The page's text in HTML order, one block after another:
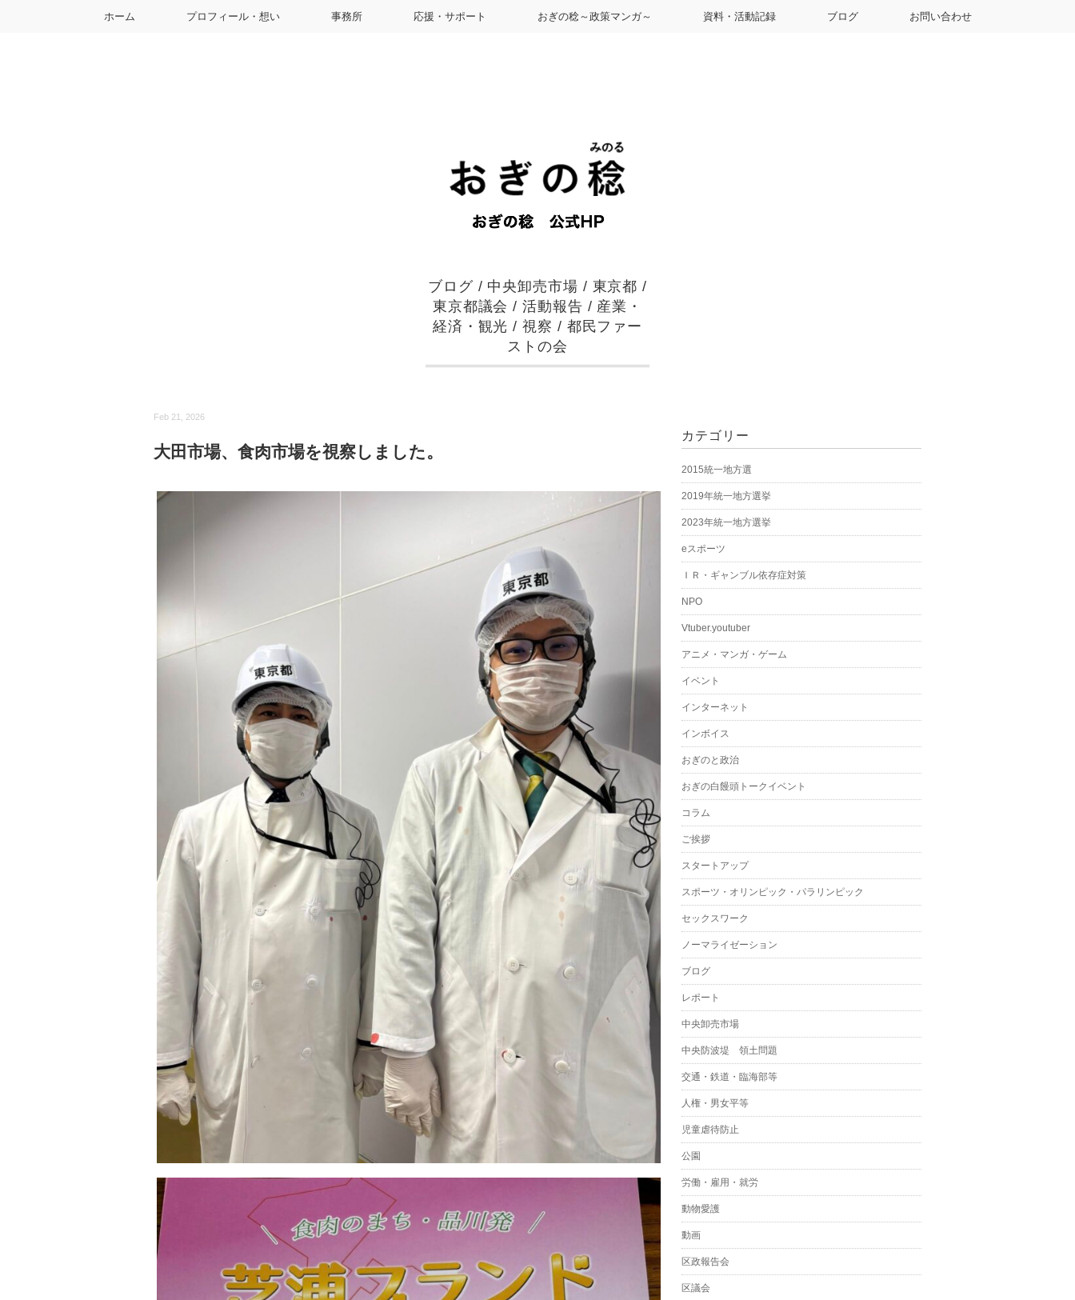
ホーム プロフィール・想い 事務所 応援・サポート おぎの稔～政策マンガ～ 資料・活動記録 ブログ お問い合わせ
ブログ/ 中央卸売市場 / 東京都 /
東京都議会 /活動報告 / 産業・
経済・観光 /視察 / 都民ファー
ストの会
Feb 21, 2026
大田市場、食肉市場を視察しました。
カテゴリー
2015統一地方選
2019年統一地方選挙
2023年統一地方選挙
eスポーツ
ＩＲ・ギャンブル依存症対策
NPO
Vtuber.youtuber
アニメ・マンガ・ゲーム
イベント
インターネット
インボイス
おぎのと政治
おぎの白饅頭トークイベント
コラム
ご挨拶
スタートアップ
スポーツ・オリンピック・パラリンピック
セックスワーク
ノーマライゼーション
ブログ
レポート
中央卸売市場
中央防波堤 領土問題
交通・鉄道・臨海部等
人権・男女平等
児童虐待防止
公園
労働・雇用・就労
動物愛護
動画
区政報告会
区議会